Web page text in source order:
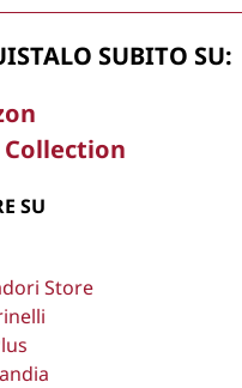
SUBITO SU:
Collection
SU
Store